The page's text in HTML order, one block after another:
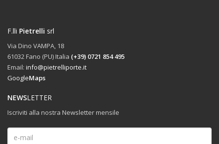
F.lli Pietrelli srl
Via Dino VAMPA, 18
61032 Fano (PU) Italia (+39) 0721 854 495
Email: info@pietrelliporte.it
GoogleMaps
NEWSLETTER
Iscriviti alla nostra Newsletter mensile